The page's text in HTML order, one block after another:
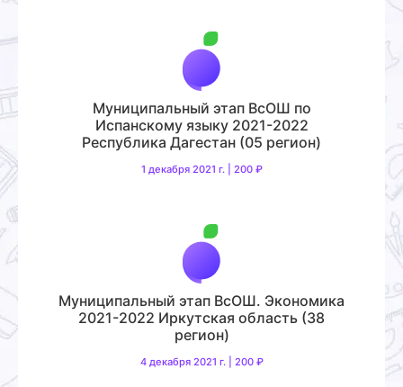
Муниципальный этап ВсОШ по
Испанскому языку 2021-2022
Республика Дагестан (05 регион)
1 декабря 2021 г. | 200 ₽
Муниципальный этап ВсОШ. Экономика
2021-2022 Иркутская область (38
регион)
4 декабря 2021 г. | 200 ₽